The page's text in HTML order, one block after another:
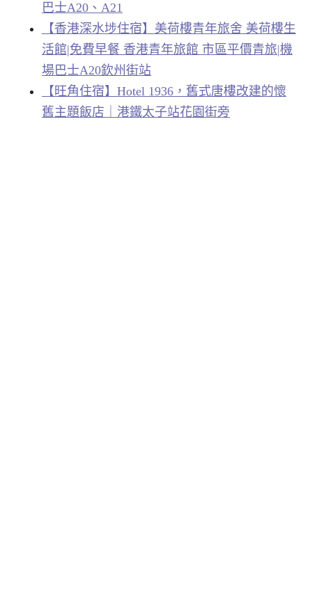
巴士A20、A21
【香港深水埗住宿】美荷樓青年旅舍 美荷樓生
活館|免費早餐 香港青年旅館 市區平價青旅|機
場巴士A20欽州街站
【旺角住宿】Hotel 1936，舊式唐樓改建的懷
舊主題飯店｜港鐵太子站花園街旁